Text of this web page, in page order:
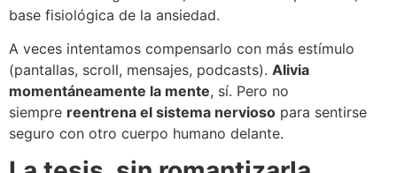
base fisiológica de la ansiedad.
A veces intentamos compensarlo con más estímulo
(pantallas, scroll, mensajes, podcasts). Alivia
momentáneamente la mente, sí. Pero no
siempre reentrena el sistema nervioso para sentirse
seguro con otro cuerpo humano delante.